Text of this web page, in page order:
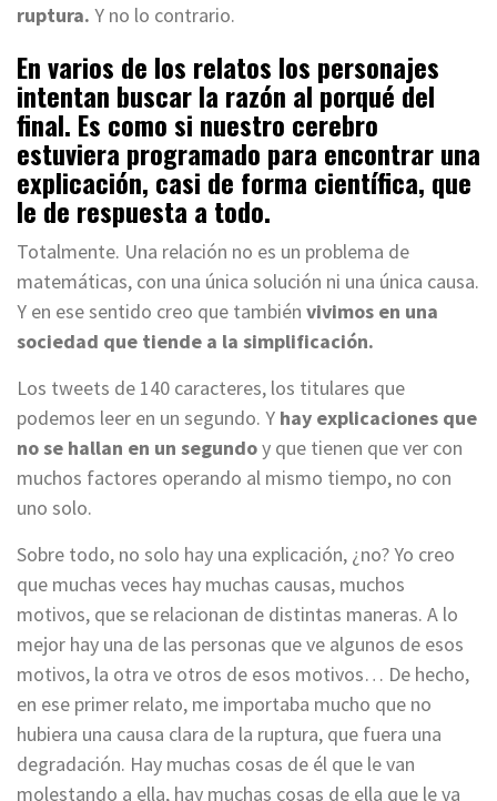
ruptura. Y no lo contrario.
En varios de los relatos los personajes
intentan buscar la razón al porqué del
final. Es como si nuestro cerebro
estuviera programado para encontrar una
explicación, casi de forma científica, que
le de respuesta a todo.
Totalmente. Una relación no es un problema de
matemáticas, con una única solución ni una única causa.
Y en ese sentido creo que también vivimos en una
sociedad que tiende a la simplificación.
Los tweets de 140 caracteres, los titulares que
podemos leer en un segundo. Y hay explicaciones que
no se hallan en un segundoy que tienen que ver con
muchos factores operando al mismo tiempo, no con
uno solo.
Sobre todo, no solo hay una explicación, ¿no? Yo creo
que muchas veces hay muchas causas, muchos
motivos, que se relacionan de distintas maneras. A lo
mejor hay una de las personas que ve algunos de esos
motivos, la otra ve otros de esos motivos… De hecho,
en ese primer relato, me importaba mucho que no
hubiera una causa clara de la ruptura, que fuera una
degradación. Hay muchas cosas de él que le van
molestando a ella, hay muchas cosas de ella que le va